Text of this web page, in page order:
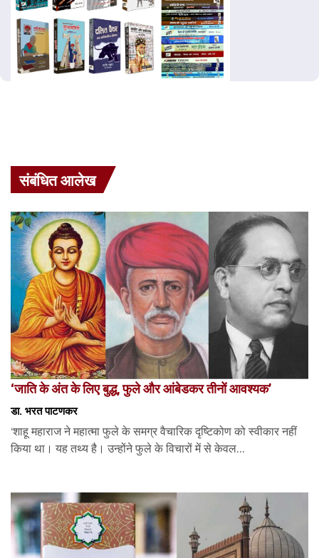
संबंधित आलेख
‘जाति के अंत के लिए बुद्ध, फुले और आंबेडकर तीनों आवश्यक’
डा. भरत पाटणकर
‘शाहू महाराज ने महात्मा फुले के समग्र वैचारिक दृष्टिकोण को स्वीकार नहीं
किया था। यह तथ्य है। उन्होंने फुले के विचारों में से केवल...